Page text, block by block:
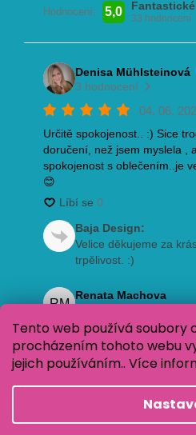
Tento web používá soubory
procházením tohoto webu
jejich používáním.. Více